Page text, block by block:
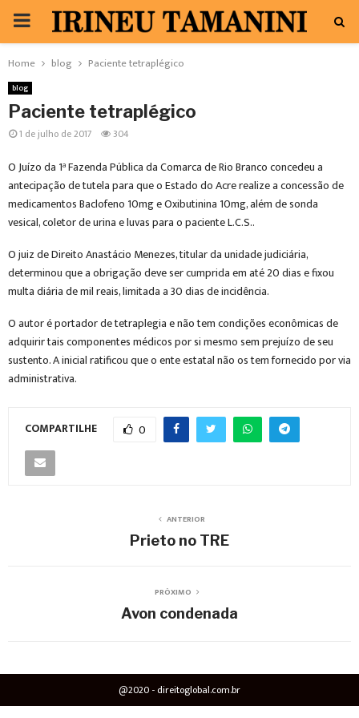
PRIMARY
MENU
Home blog Paciente tetraplégico
blog
Paciente tetraplégico
1 de julho de 2017 304
O Juízo da 1ª Fazenda Pública da Comarca de Rio Branco concedeu a
antecipação de tutela para que o Estado do Acre realize a concessão de
medicamentos Baclofeno 10mg e Oxibutinina 10mg, além de sonda
vesical, coletor de urina e luvas para o paciente L.C.S..
O juiz de Direito Anastácio Menezes, titular da unidade judiciária,
determinou que a obrigação deve ser cumprida em até 20 dias e fixou
multa diária de mil reais, limitada a 30 dias de incidência.
O autor é portador de tetraplegia e não tem condições econômicas de
adquirir tais componentes médicos por si mesmo sem prejuízo de seu
sustento. A inicial ratificou que o ente estatal não os tem fornecido por via
administrativa.
COMPARTILHE 0
ANTERIOR
Prieto no TRE
PRÓXIMO
Avon condenada
@2020 - direitoglobal.com.br